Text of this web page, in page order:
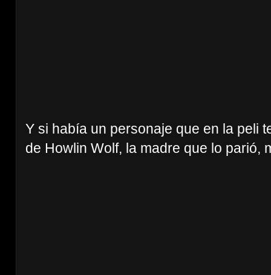
Y si había un personaje que en la peli
de Howlin Wolf, la madre que lo parió,